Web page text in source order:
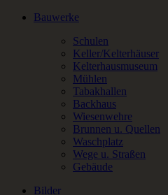
Bauwerke
Schulen
Keller/Kelterhäuser
Kelterhausmuseum
Mühlen
Tabakhallen
Backhaus
Wiesenwehre
Brunnen u. Quellen
Waschplatz
Wege u. Straßen
Gebäude
Bilder